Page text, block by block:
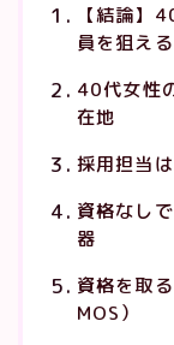
【結論】
員を狙える
40代女性
在地
採用担当
資格なし
器
資格を取
MOS）